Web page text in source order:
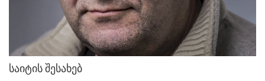
საიტის შესახებ